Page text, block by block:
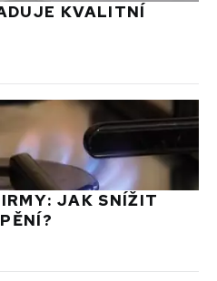
KVALITNÍ
JAK SNÍŽIT